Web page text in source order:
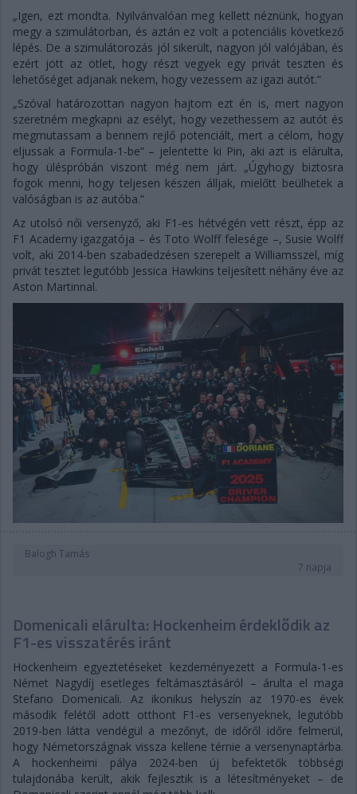
„Igen, ezt mondta. Nyilvánvalóan meg kellett néznünk, hogyan
megy a szimulátorban, és aztán ez volt a potenciális következő
lépés. De a szimulátorozás jól sikerült, nagyon jól valójában, és
ezért jött az ötlet, hogy részt vegyek egy privát teszten és
lehetőséget adjanak nekem, hogy vezessem az igazi autót.”
„Szóval határozottan nagyon hajtom ezt én is, mert nagyon
szeretném megkapni az esélyt, hogy vezethessem az autót és
megmutassam a bennem rejlő potenciált, mert a célom, hogy
eljussak a Formula-1-be” – jelentette ki Pin, aki azt is elárulta,
hogy üléspróbán viszont még nem járt. „Úgyhogy biztosra
fogok menni, hogy teljesen készen álljak, mielőtt beülhetek a
valóságban is az autóba.”
Az utolsó női versenyző, aki F1-es hétvégén vett részt, épp az
F1 Academy igazgatója – és Toto Wolff felesége –, Susie Wolff
volt, aki 2014-ben szabadedzésen szerepelt a Williamsszel, míg
privát tesztet legutóbb Jessica Hawkins teljesített néhány éve az
Aston Martinnal.
Balogh Tamás
7 napja
Domenicali elárulta: Hockenheim érdeklődik az
F1-es visszatérés iránt
Hockenheim egyeztetéseket kezdeményezett a Formula-1-es
Német Nagydíj esetleges feltámasztásáról – árulta el maga
Stefano Domenicali. Az ikonikus helyszín az 1970-es évek
második felétől adott otthont F1-es versenyeknek, legutóbb
2019-ben látta vendégül a mezőnyt, de időről időre felmerül,
hogy Németországnak vissza kellene térnie a versenynaptárba.
A hockenheimi pálya 2024-ben új befektetők többségi
tulajdonába került, akik fejlesztik is a létesítményeket – de